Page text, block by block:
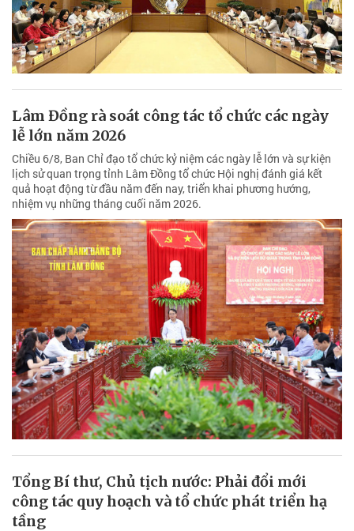
Lâm Đồng rà soát công tác tổ chức các ngày
lễ lớn năm 2026
Chiều 6/8, Ban Chỉ đạo tổ chức kỷ niệm các ngày lễ lớn và sự kiện
lịch sử quan trọng tỉnh Lâm Đồng tổ chức Hội nghị đánh giá kết
quả hoạt động từ đầu năm đến nay, triển khai phương hướng,
nhiệm vụ những tháng cuối năm 2026.
Tổng Bí thư, Chủ tịch nước: Phải đổi mới
công tác quy hoạch và tổ chức phát triển hạ
tầng